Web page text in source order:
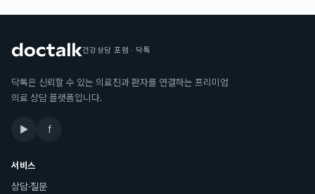
건강상담 포럼 · 닥톡
닥톡은 신뢰할 수 있는 의료진과 환자를 연결하는 프리미엄
의료 상담 플랫폼입니다.
▶ f
서비스
상담·질문